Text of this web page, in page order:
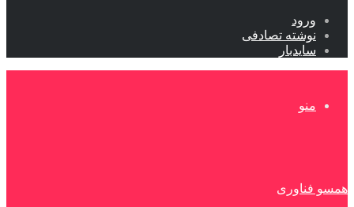
ورود
نوشته تصادفی
سایدبار
منو
همسو فناوری